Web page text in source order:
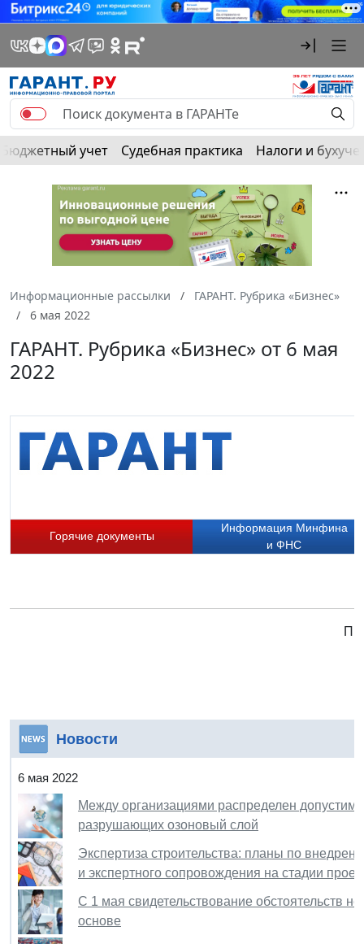
Бюджетный учет Судебная практика Налоги и
Информационные рассылки
ГАРАНТ. Рубрика «Бизнес»
6 мая 2022
ГАРАНТ. Рубрика «Бизнес» от 6 мая
2022
Горячие документы
Информация Минфина
и ФНС
Новости
6 мая 2022
Между организациями распределен
разрушающих озоновый слой
Экспертиза строительства: планы по
и экспертного сопровождения на стадии
С 1 мая свидетельствование обстоятельств
основе